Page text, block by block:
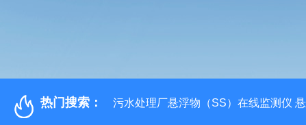
热门搜索： 污水处理厂悬浮物（SS）在线监测仪